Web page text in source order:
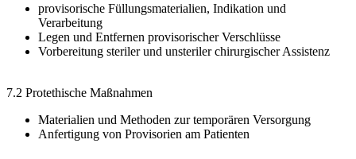
provisorische Füllungsmaterialien, Indikation und
Verarbeitung
Legen und Entfernen provisorischer Verschlüsse
Vorbereitung steriler und unsteriler chirurgischer Assistenz
7.2 Protethische Maßnahmen
Materialien und Methoden zur temporären Versorgung
Anfertigung von Provisorien am Patienten